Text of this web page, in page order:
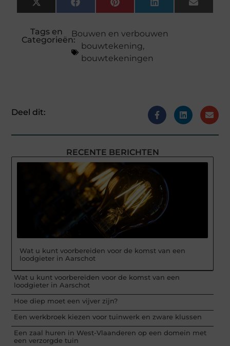
X
(Twitter)
FacebookPinterestLinkedInEmail
Tags en
Categorieën:
Bouwen en verbouwen
bouwtekening,
bouwtekeningen
Deel dit:
RECENTE BERICHTEN
Wat u kunt voorbereiden voor de komst van een
loodgieter in Aarschot
Wat u kunt voorbereiden voor de komst van een
loodgieter in Aarschot
Hoe diep moet een vijver zijn?
Een werkbroek kiezen voor tuinwerk en zware klussen
Een zaal huren in West-Vlaanderen op een domein met
een verzorgde tuin